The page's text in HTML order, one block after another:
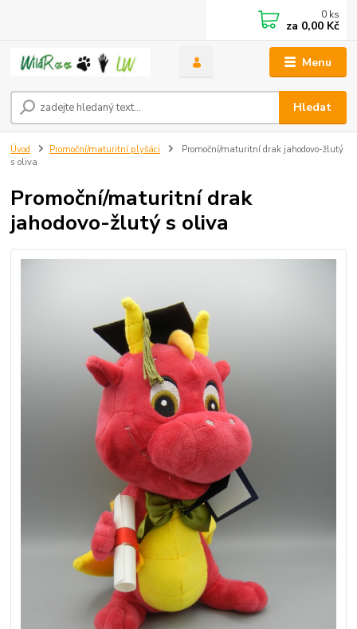
Menu
Hledat
0 ks
za 0,00 Kč
Úvod Promoční/maturitní plyšáci
Promoční/maturitní drak jahodovo-žlutý
s oliva
Promoční/maturitní drak
jahodovo-žlutý s oliva